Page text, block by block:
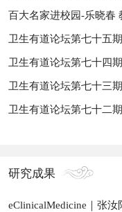
百大名家进校园-乐晓春
卫生有道论坛第七十五
卫生有道论坛第七十四
卫生有道论坛第七十三
卫生有道论坛第七十二
研究成果